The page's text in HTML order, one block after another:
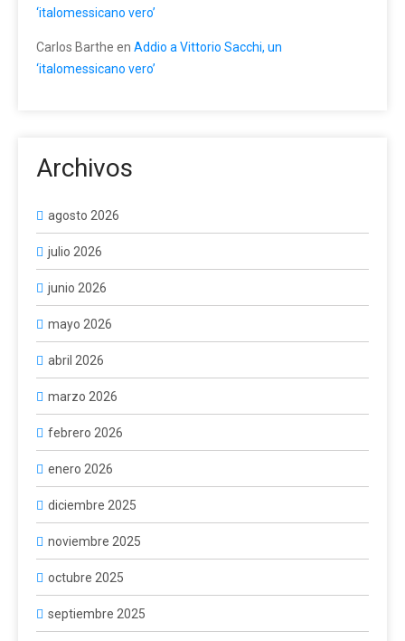
‘italomessicano vero’
Carlos Barthe en Addio a Vittorio Sacchi, un
‘italomessicano vero’
Archivos
agosto 2026
julio 2026
junio 2026
mayo 2026
abril 2026
marzo 2026
febrero 2026
enero 2026
diciembre 2025
noviembre 2025
octubre 2025
septiembre 2025